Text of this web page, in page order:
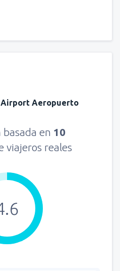
Airport Aeropuerto
basada en 10
viajeros reales